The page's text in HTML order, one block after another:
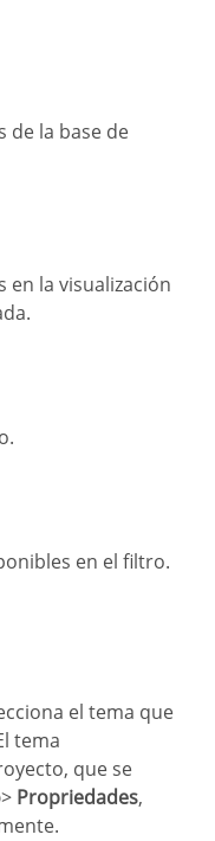
en el filtro.
tema
que se
> Propriedades,